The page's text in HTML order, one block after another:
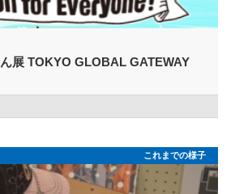
展 TOKYO GLOBAL GATEWAY
これまでの様子